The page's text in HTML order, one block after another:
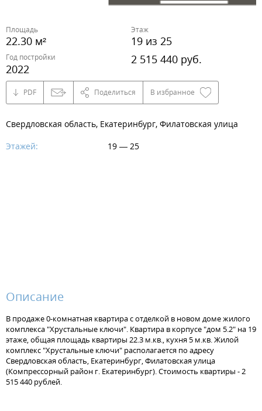
Площадь
22.30 м²
Этаж
19 из 25
Год постройки
2022
2 515 440 руб.
PDF Поделиться В избранное
Свердловская область, Екатеринбург, Филатовская улица
Этажей:
19 — 25
Описание
В продаже 0-комнатная квартира с отделкой в новом доме жилого
комплекса "Хрустальные ключи". Квартира в корпусе "дом 5.2" на 19
этаже, общая площадь квартиры 22.3 м.кв., кухня 5 м.кв. Жилой
комплекс "Хрустальные ключи" располагается по адресу
Свердловская область, Екатеринбург, Филатовская улица
(Компрессорный район г. Екатеринбург). Стоимость квартиры - 2
515 440 рублей.